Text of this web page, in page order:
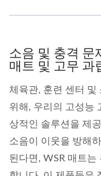
소음 및 충격 문
매트 및 고무 과
체육관, 훈련 센터 및
위해, 우리의 고성능
상적인 솔루션을 제
소음이 이웃을 방해
된다면, WSR 매트는